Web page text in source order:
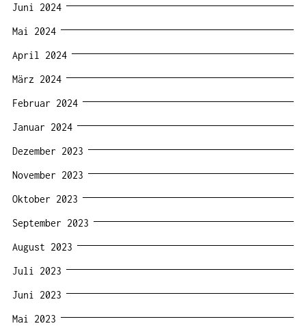
Juni 2024
Mai 2024
April 2024
März 2024
Februar 2024
Januar 2024
Dezember 2023
November 2023
Oktober 2023
September 2023
August 2023
Juli 2023
Juni 2023
Mai 2023